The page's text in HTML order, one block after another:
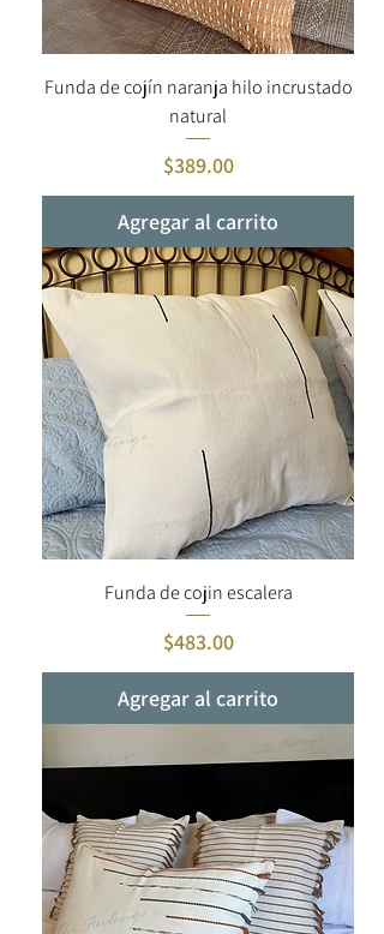
Funda de cojín naranja hilo incrustado
natural
Precio
$389.00
Agregar al carrito
Funda de cojin escalera
Precio
$483.00
Agregar al carrito